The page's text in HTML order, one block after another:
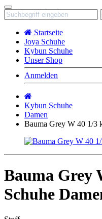
Navigation
Startseite
Joya Schuhe
Kybun Schuhe
Unser Shop
Anmelden
Kybun Schuhe
Damen
Bauma Grey W 40 1/3
Bauma Grey
Schuhe